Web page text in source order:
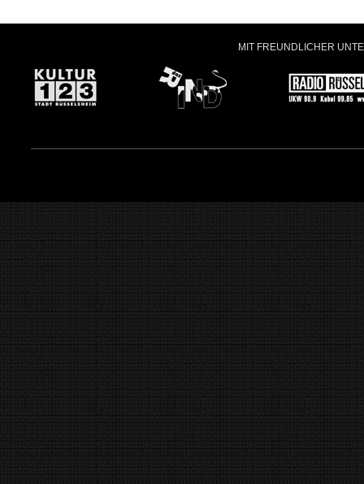
MIT FREUNDLICHER